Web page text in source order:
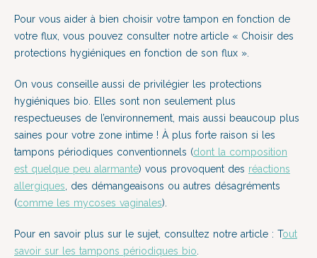
Pour vous aider à bien choisir votre tampon en fonction de
votre flux, vous pouvez consulter notre article « Choisir des
protections hygiéniques en fonction de son flux »
On vous conseille aussi de privilégier les protections
hygiéniques bio. Elles sont non seulement plus
respectueuses de l’environnement, mais aussi beaucoup plus
saines pour votre zone intime ! À plus forte raison si les
tampons périodiques conventionnels (dont la composition
est quelque peu alarmante) vous provoquent des réactions
allergiques , des démangeaisons ou autres désagréments
(comme les mycoses vaginales).
Pour en savoir plus sur le sujet, consultez notre article : Tout
savoir sur les tampons périodiques bio